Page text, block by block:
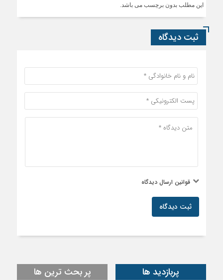
این مطلب بدون برچسب می باشد.
ثبت دیدگاه
قوانین ارسال دیدگاه
ثبت دیدگاه
پربازدید ها پر بحث ترین ها